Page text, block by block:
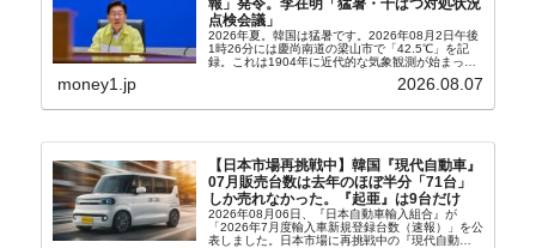
報」発令。李在明「猛暑・干ばつ対処状況
点検会議」
2026年夏。韓国は猛暑です。2026年08月2日午後
1時26分には慶尚南道の梁山市で「42.5℃」を記
録。これは1904年に近代的な気象観測が始まって
以来の韓国史上最高気温です。08月04日には、ソ
ウル市全域への「猛暑重大警報」が発令され...
money1.jp 2026.08.07
【日本市場再挑戦中】韓国『現代自動車』
07月販売台数は去年のほぼ半分「71台」
しか売れなかった。『起亜』は9台だけ
2026年08月06日、『日本自動車輸入組合』が
「2026年7月度輸入車新規登録台数（速報）」を公
表しました。日本市場に再挑戦中の『現代自動